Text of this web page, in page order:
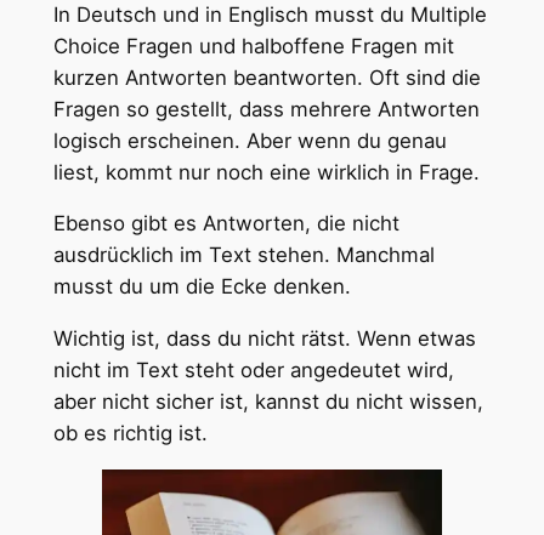
In Deutsch und in Englisch musst du Multiple
Choice Fragen und halboffene Fragen mit
kurzen Antworten beantworten. Oft sind die
Fragen so gestellt, dass mehrere Antworten
logisch erscheinen. Aber wenn du genau
liest, kommt nur noch eine wirklich in Frage.
Ebenso gibt es Antworten, die nicht
ausdrücklich im Text stehen. Manchmal
musst du um die Ecke denken.
Wichtig ist, dass du nicht rätst. Wenn etwas
nicht im Text steht oder angedeutet wird,
aber nicht sicher ist, kannst du nicht wissen,
ob es richtig ist.